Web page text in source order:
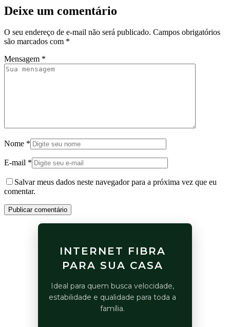
Deixe um comentário
O seu endereço de e-mail não será publicado. Campos obrigatórios
são marcados com *
Mensagem *
Nome *
E-mail *
Salvar meus dados neste navegador para a próxima vez que eu
comentar.
Publicar comentário
INTERNET FIBRA
PARA SUA CASA
Ideal para quem busca velocidade,
estabilidade e qualidade para toda a
família.